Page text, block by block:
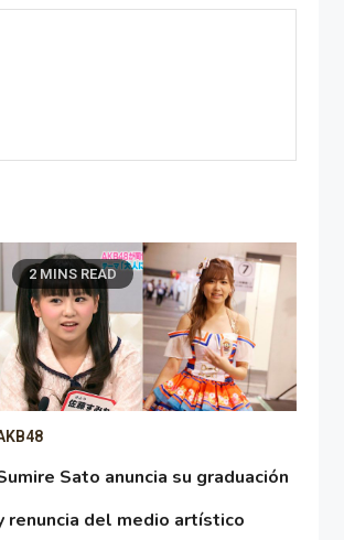
2 MINS READ
Sato anuncia su graduación
renuncia del medio artístico